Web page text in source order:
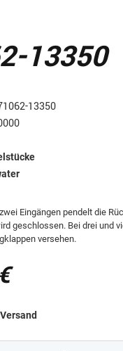
13350
13350
Eingängen pendelt die
geschlossen. Bei drei und
versehen.
Versand